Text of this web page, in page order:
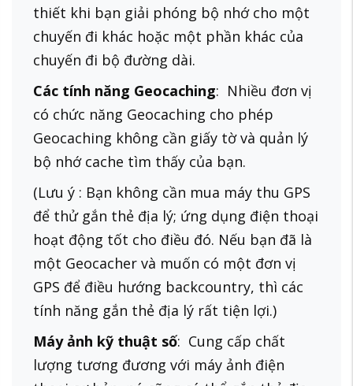
thiết khi bạn giải phóng bộ nhớ cho một
chuyến đi khác hoặc một phần khác của
chuyến đi bộ đường dài.
Các tính năng Geocaching: Nhiều đơn vị
có chức năng Geocaching cho phép
Geocaching không cần giấy tờ và quản lý
bộ nhớ cache tìm thấy của bạn.
(Lưu ý : Bạn không cần mua máy thu GPS
để thử gắn thẻ địa lý; ứng dụng điện thoại
hoạt động tốt cho điều đó. Nếu bạn đã là
một Geocacher và muốn có một đơn vị
GPS để điều hướng backcountry, thì các
tính năng gắn thẻ địa lý rất tiện lợi.)
Máy ảnh kỹ thuật số: Cung cấp chất
lượng tương đương với máy ảnh điện